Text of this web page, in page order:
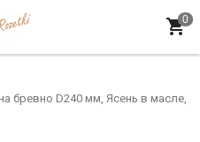
бревно D240 мм, Ясень в масле,